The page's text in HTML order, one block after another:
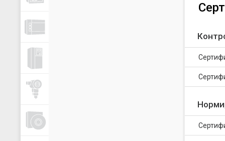
приборы
Измерители-регуляторы
Для ГВС, отопления, вентиляции
Для холодильного
оборудования
Счетчики, таймеры, тахометры
Программируемые
Программируемые
Модули
программируемых
Панели оператора
Для КНС ↗
Для
Для анализа